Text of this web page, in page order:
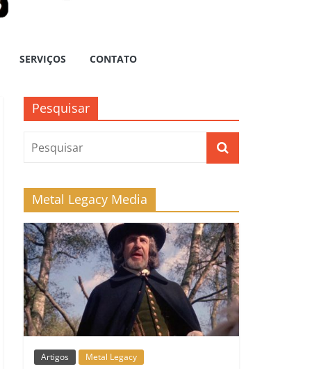
SERVIÇOS CONTATO
Pesquisar
Metal Legacy Media
Artigos Metal Legacy